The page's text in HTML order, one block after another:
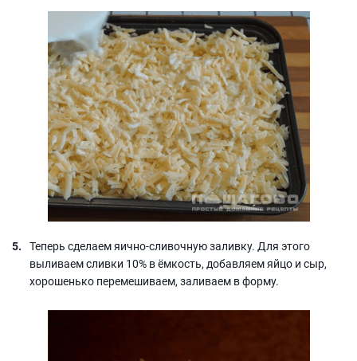
Теперь сделаем яично-сливочную заливку. Для этого
выливаем сливки 10% в ёмкость, добавляем яйцо и сыр,
хорошенько перемешиваем, заливаем в форму.